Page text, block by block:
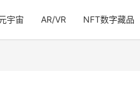
宇宙 AR/VR NFT数字藏品